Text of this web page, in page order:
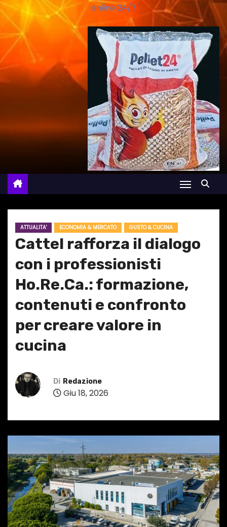
online 24/7
ATTUALITA' ECONOMIA & MERCATO GUSTO & CUCINA
Cattel rafforza il dialogo
con i professionisti
Ho.Re.Ca.: formazione,
contenuti e confronto
per creare valore in
cucina
Di Redazione
Giu 18, 2026